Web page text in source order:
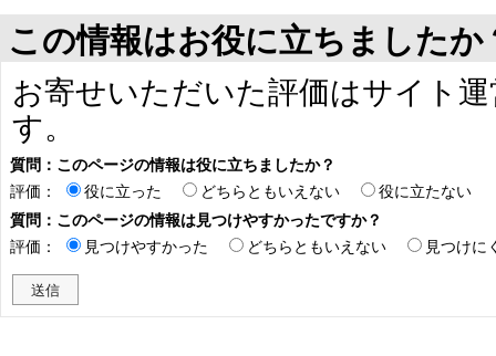
この情報はお役に立ちましたか
お寄せいただいた評価はサイト
す。
質問：このページの情報は役に立ちましたか？
評価：
役に立った どちらともいえない
役に立たない
質問：このページの情報は見つけやすかったですか？
評価：
見つけやすかった どちらともいえない 見つけに